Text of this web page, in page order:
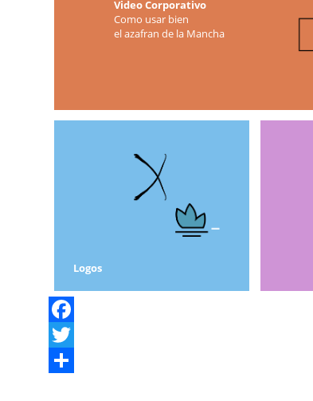
Video Corporativo
Como usar bien
el azafran de la Mancha
Logos
Facebook
Twitter